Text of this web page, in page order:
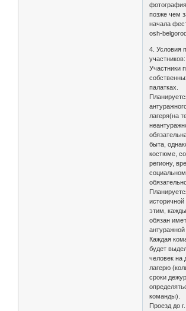
позже чем
начала
osh-
4. Условия
участников:
Участники
палатках.
лагеря(на
быта,
костюме,
региону,
историчной
этим,
обязан
антуражной
Каждая
будет
человек на
лагерю
сроки
команды).
Проезд до